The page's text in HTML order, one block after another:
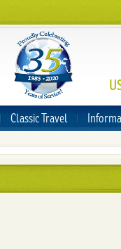
Classic Travel